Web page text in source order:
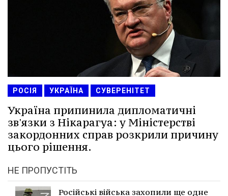
РОСІЯ УКРАЇНА СУВЕРЕНІТЕТ
Україна припинила дипломатичні
зв'язки з Нікарагуа: у Міністерстві
закордонних справ розкрили причину
цього рішення.
НЕ ПРОПУСТІТЬ
Російські війська захопили ще одне